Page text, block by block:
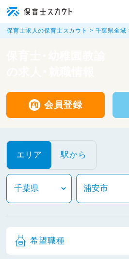
保育士求人の保育士スカウト 千葉県全域
会員登録
エリア 駅から
希望職種